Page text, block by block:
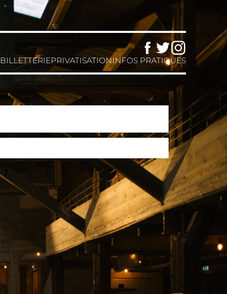
Facebook
TwitterInstagram
BILLETTERIEPRIVATISATIONINFOS PRATIQUES